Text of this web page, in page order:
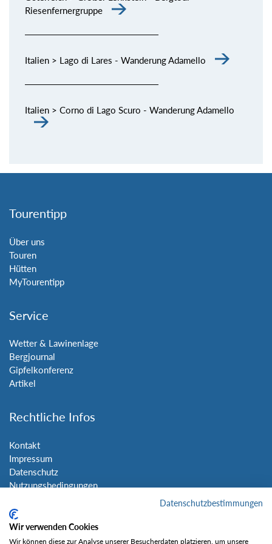
Riesenfernergruppe
Italien > Lago di Lares - Wanderung Adamello
Italien > Corno di Lago Scuro - Wanderung Adamello
Tourentipp
Über uns
Touren
Hütten
MyTourentipp
Service
Wetter & Lawinenlage
Bergjournal
Gipfelkonferenz
Artikel
Rechtliche Infos
Kontakt
Impressum
Datenschutz
Nutzungsbedingungen
Social Media
Datenschutzbestimmungen
Wir verwenden Cookies
Wir können diese zur Analyse unserer Besucherdaten platzieren, um unsere